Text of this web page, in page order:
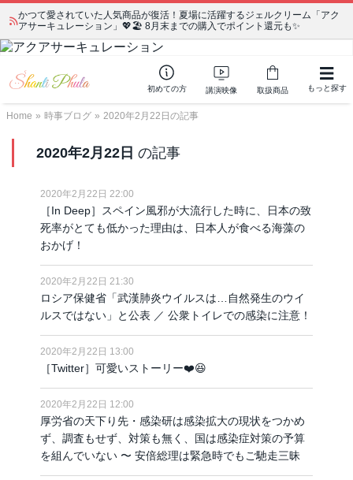
かつて愛されていた人気商品が復活！夏場に活躍するジェルクリーム「アク
アサーキュレーション」💖🏖️ 8月末までの購入でポイント還元も✨
初めての方 講演映像 取扱商品 もっと探す
Home » 時事ブログ » 2020年2月22日の記事
2020年2月22日 の記事
2020年2月22日 22:00
［In Deep］スペイン風邪が大流行した時に、日本の致
死率がとても低かった理由は、日本人が食べる海藻の
おかげ！
2020年2月22日 21:30
ロシア保健省「武漢肺炎ウイルスは…自然発生のウイ
ルスではない」と公表 ／ 公衆トイレでの感染に注意！
2020年2月22日 13:00
［Twitter］可愛いストーリー❤️😆
2020年2月22日 12:00
厚労省の天下り先・感染研は感染拡大の現状をつかめ
ず、調査もせず、対策も無く、国は感染症対策の予算
を組んでいない 〜 安倍総理は緊急時でもご馳走三昧